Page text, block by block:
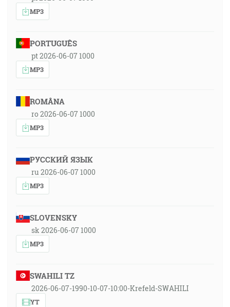
MP3
PORTUGUÊS
pt 2026-06-07 1000
MP3
ROMÂNA
ro 2026-06-07 1000
MP3
РУССКИЙ ЯЗЫК
ru 2026-06-07 1000
MP3
SLOVENSKY
sk 2026-06-07 1000
MP3
SWAHILI TZ
2026-06-07-1990-10-07-10:00-Krefeld-SWAHILI
YT